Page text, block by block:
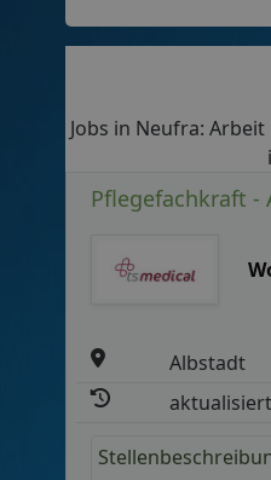
Jobs in Neufra:
Pflegefachkraft
Albstadt